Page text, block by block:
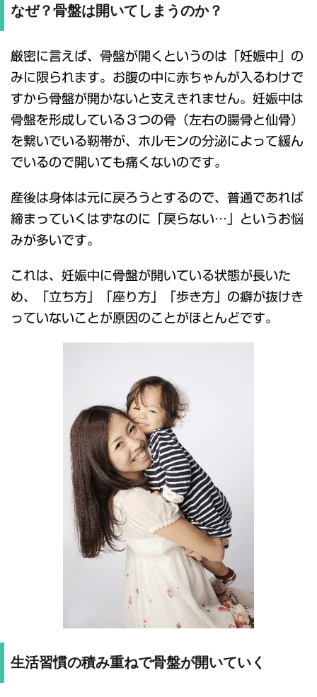
なぜ？骨盤は開いてしまうのか？
厳密に言えば、骨盤が開くというのは「妊娠中」の
みに限られます。お腹の中に赤ちゃんが入るわけで
すから骨盤が開かないと支えきれません。妊娠中は
骨盤を形成している３つの骨（左右の腸骨と仙骨）
を繋いでいる靭帯が、ホルモンの分泌によって緩ん
でいるので開いても痛くないのです。
産後は身体は元に戻ろうとするので、普通であれば
締まっていくはずなのに「戻らない…」というお悩
みが多いです。
これは、妊娠中に骨盤が開いている状態が長いた
め、「立ち方」「座り方」「歩き方」の癖が抜けき
っていないことが原因のことがほとんどです。
生活習慣の積み重ねで骨盤が開いていく